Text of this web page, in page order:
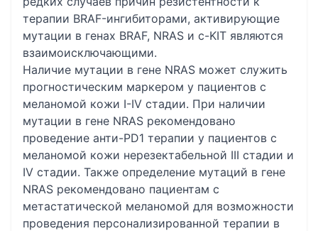
терапии BRAF-ингибиторами, активирующие
мутации в генах BRAF, NRAS и c-KIT являются
взаимоисключающими.
Наличие мутации в гене NRAS может служить
прогностическим маркером у пациентов с
меланомой кожи I-IV стадии. При наличии
мутации в гене NRAS рекомендовано
проведение анти-PD1 терапии у пациентов с
меланомой кожи нерезектабельной III стадии и
IV стадии. Также определение мутаций в гене
NRAS рекомендовано пациентам с
метастатической меланомой для возможности
проведения персонализированной терапии в